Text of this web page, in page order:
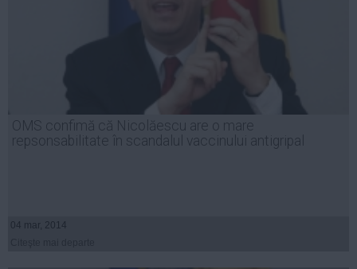
OMS confimă că Nicolăescu are o mare
repsonsabilitate în scandalul vaccinului antigripal
04 mar, 2014